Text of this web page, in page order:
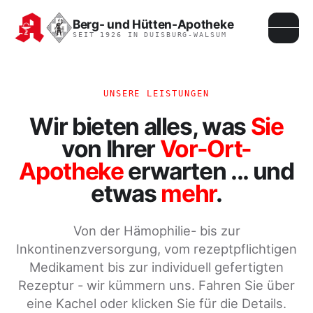
Berg- und Hütten-Apotheke
SEIT 1926 IN DUISBURG-WALSUM
UNSERE LEISTUNGEN
Wir bieten alles, wasSie
von IhrerVor-Ort-
Apothekeerwarten ... und
etwasmehr.
Von der Hämophilie- bis zur
Inkontinenzversorgung, vom rezeptpflichtigen
Medikament bis zur individuell gefertigten
Rezeptur - wir kümmern uns. Fahren Sie über
eine Kachel oder klicken Sie für die Details.